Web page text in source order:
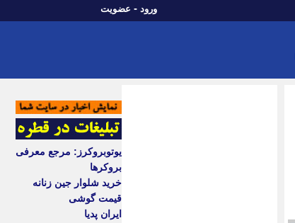
ورود - عضویت
یوتوبروکرز: مرجع معرفی
بروکرها
خرید شلوار جین زنانه
قیمت گوشی
ایران پدیا